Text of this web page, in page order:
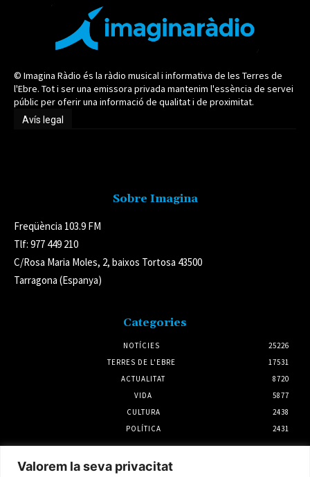
Valorem la seva privacitat
© Imagina Ràdio és la ràdio musical i informativa de les Terres de
l'Ebre. Tot i ser una emissora privada mantenim l'essència de servei
públic per oferir una informació de qualitat i de proximitat.
Avís legal
Sobre Imagina
Freqüència 103.9 FM
Tlf: 977 449 210
C/Rosa Maria Moles, 2, baixos Tortosa 43500
Tarragona (Espanya)
Categories
NOTÍCIES
25226
TERRES DE L'EBRE
17531
ACTUALITAT
8720
VIDA
5877
CULTURA
2438
POLÍTICA
2431